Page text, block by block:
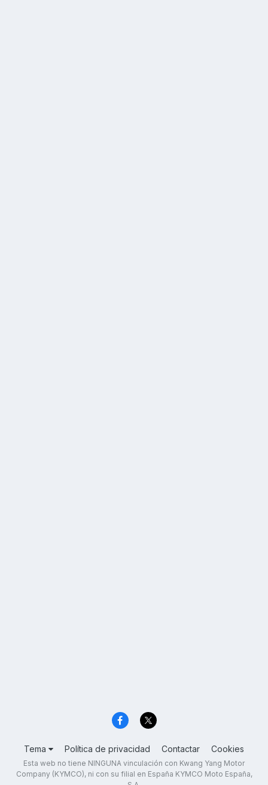
Tema Política de privacidad Contactar Cookies
Esta web no tiene NINGUNA vinculación con Kwang Yang Motor
Company (KYMCO), ni con su filial en España KYMCO Moto España,